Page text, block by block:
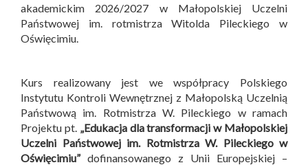
akademickim 2026/2027 w Małopolskiej Uczelni
Państwowej im. rotmistrza Witolda Pileckiego w
Oświęcimiu.
Kurs realizowany jest we współpracy Polskiego
Instytutu Kontroli Wewnętrznej z Małopolską Uczelnią
Państwową im. Rotmistrza W. Pileckiego w ramach
Projektu pt. „Edukacja dla transformacji w Małopolskiej
Uczelni Państwowej im. Rotmistrza W. Pileckiego w
Oświęcimiu”dofinansowanego z Unii Europejskiej –